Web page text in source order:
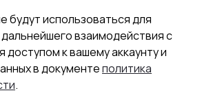
будут использоваться для
взаимодействия с
доступом к вашему аккаунту и
в документеполитика
.